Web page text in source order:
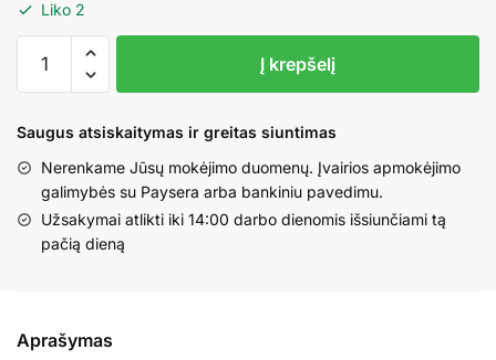
Liko 2
kiekis:
Colių
Carplay
multimedija
su
registratoriaus
Į krepšelį
Saugus atsiskaitymas ir greitas siuntimas
Nerenkame Jūsų mokėjimo duomenų. Įvairios apmokėjimo
galimybės su Paysera arba bankiniu pavedimu.
Užsakymai atlikti iki 14:00 darbo dienomis išsiunčiami tą
pačią dieną
Aprašymas